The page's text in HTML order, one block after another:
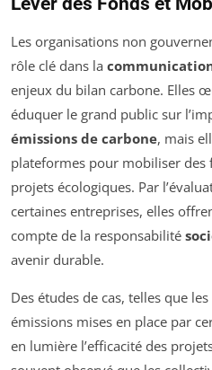
Les organisations non
rôle clé dans la
enjeux du bilan carbone. Elles
éduquer le grand public sur
émissions de carbone, mais
plateformes pour mobiliser des
projets écologiques. Par
certaines entreprises, elles
compte de la responsabilité
avenir durable.
Des études de cas, telles que
émissions mises en place par
en lumière l’efficacité des